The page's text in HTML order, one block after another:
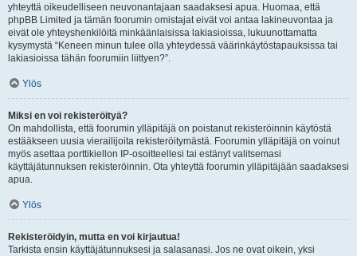
yhteyttä oikeudelliseen neuvonantajaan saadaksesi apua. Huomaa, että
phpBB Limited ja tämän foorumin omistajat eivät voi antaa lakineuvontaa ja
eivät ole yhteyshenkilöitä minkäänlaisissa lakiasioissa, lukuunottamatta
kysymystä “Keneen minun tulee olla yhteydessä väärinkäytöstapauksissa tai
lakiasioissa tähän foorumiin liittyen?”.
Ylös
Miksi en voi rekisteröityä?
On mahdollista, että foorumin ylläpitäjä on poistanut rekisteröinnin käytöstä
estääkseen uusia vierailijoita rekisteröitymästä. Foorumin ylläpitäjä on voinut
myös asettaa porttikiellon IP-osoitteellesi tai estänyt valitsemasi
käyttäjätunnuksen rekisteröinnin. Ota yhteyttä foorumin ylläpitäjään saadaksesi
apua.
Ylös
Rekisteröidyin, mutta en voi kirjautua!
Tarkista ensin käyttäjätunnuksesi ja salasanasi. Jos ne ovat oikein, yksi